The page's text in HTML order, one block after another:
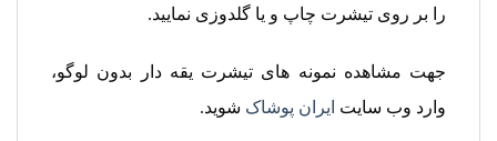
را بر روی تیشرت چاپ و یا گلدوزی نمایید.
جهت مشاهده نمونه های تیشرت یقه دار بدون لوگو،
وارد وب سایت ایران پوشاک شوید.